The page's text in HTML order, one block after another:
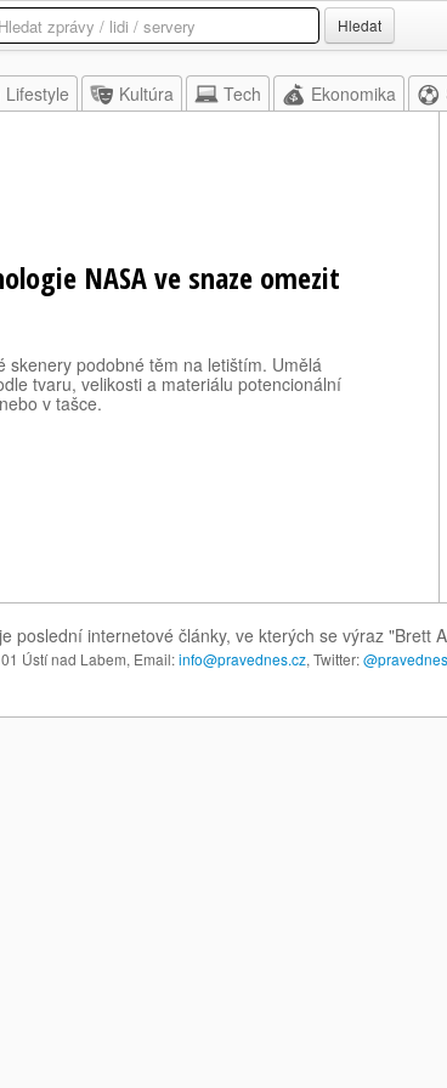
Hledat
Lifestyle Kultúra Tech Ekonomika
NASA ve snaze omezit
skenery podobné těm na letištím. Umělá
tvaru, velikosti a materiálu potencionální
v tašce.
poslední internetové články, ve kterých se výraz "Brett
Ústí nad Labem, Email:info@pravednes.cz, Twitter:@pravednes